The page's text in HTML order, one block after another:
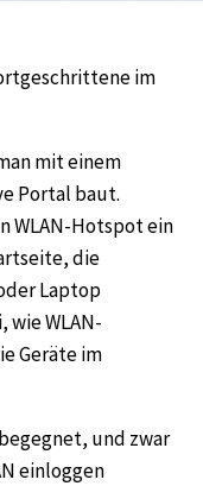
im
mit einem
Portal baut.
WLAN-Hotspot ein
die
Laptop
WLAN-
Geräte im
und zwar
einloggen